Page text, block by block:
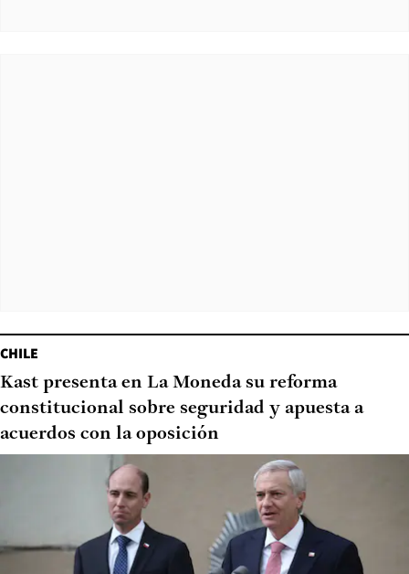
CHILE
Kast presenta en La Moneda su reforma
constitucional sobre seguridad y apuesta a
acuerdos con la oposición